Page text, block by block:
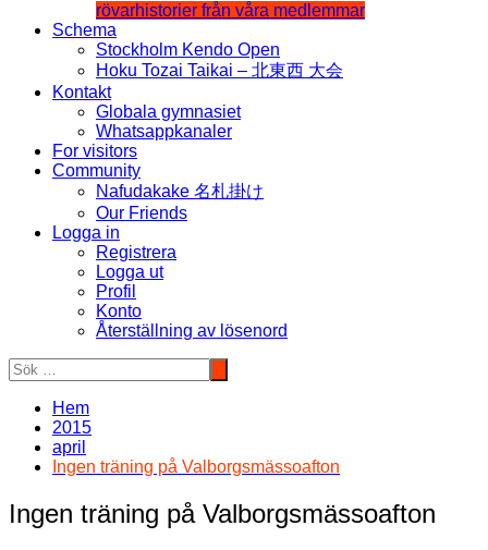
rövarhistorier från våra medlemmar
Schema
Stockholm Kendo Open
Hoku Tozai Taikai – 北東西 大会
Kontakt
Globala gymnasiet
Whatsappkanaler
For visitors
Community
Nafudakake 名札掛け
Our Friends
Logga in
Registrera
Logga ut
Profil
Konto
Återställning av lösenord
Hem
2015
april
Ingen träning på Valborgsmässoafton
Ingen träning på Valborgsmässoafton